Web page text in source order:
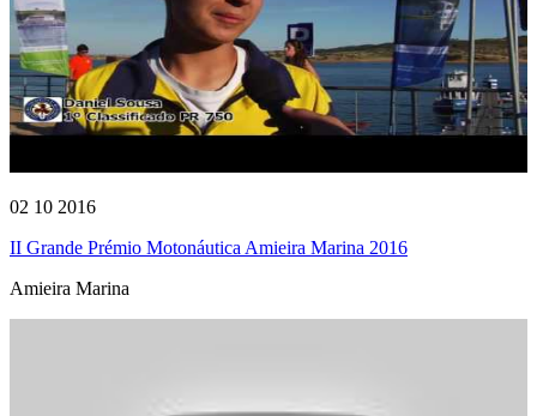
02 10 2016
II Grande Prémio Motonáutica Amieira Marina 2016
Amieira Marina